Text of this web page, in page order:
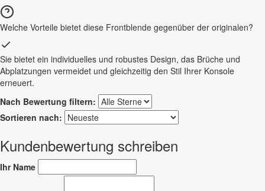
Welche Vorteile bietet diese Frontblende gegenüber der originalen?
Sie bietet ein individuelles und robustes Design, das Brüche und
Abplatzungen vermeidet und gleichzeitig den Stil Ihrer Konsole
erneuert.
Nach Bewertung filtern:
Sortieren nach:
Kundenbewertung schreiben
Ihr Name